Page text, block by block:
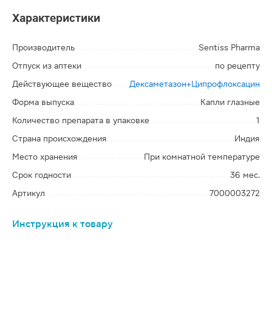
Характеристики
Производитель
Sentiss Pharma
Отпуск из аптеки
по рецепту
Действующее вещество
Дексаметазон+Ципрофлоксацин
Форма выпуска
Капли глазные
Количество препарата в упаковке
1
Страна происхождения
Индия
Место хранения
При комнатной температуре
Срок годности
36 мес.
Артикул
7000003272
Инструкция к товару